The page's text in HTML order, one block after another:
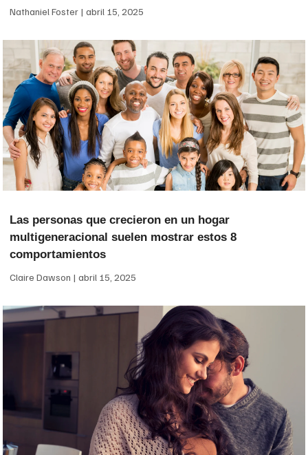
Nathaniel Foster abril 15, 2025
Las personas que crecieron en un hogar
multigeneracional suelen mostrar estos 8
comportamientos
Claire Dawson abril 15, 2025